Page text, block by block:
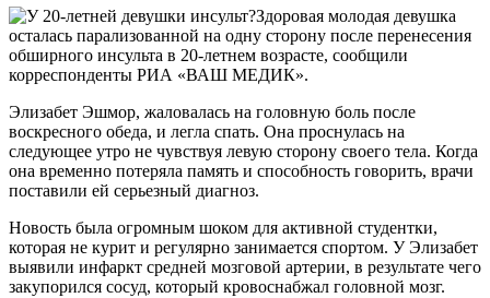
Здоровая молодая девушка
осталась парализованной на одну сторону после перенесения
обширного инсульта в 20-летнем возрасте, сообщили
корреспонденты РИА «ВАШ МЕДИК».
Элизабет Эшмор, жаловалась на головную боль после
воскресного обеда, и легла спать. Она проснулась на
следующее утро не чувствуя левую сторону своего тела. Когда
она временно потеряла память и способность говорить, врачи
поставили ей серьезный диагноз.
Новость была огромным шоком для активной студентки,
которая не курит и регулярно занимается спортом. У Элизабет
выявили инфаркт средней мозговой артерии, в результате чего
закупорился сосуд, который кровоснабжал головной мозг.